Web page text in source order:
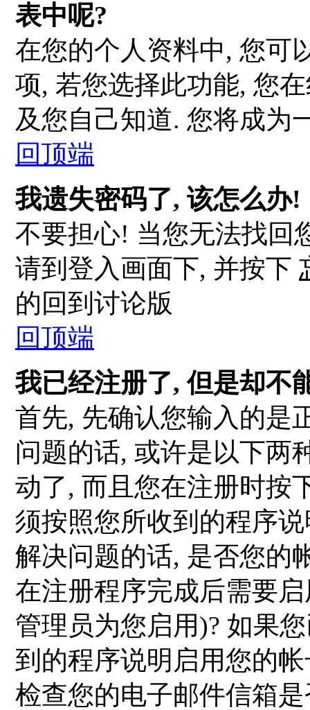
表中呢?
在您的个人资料中, 您可
项, 若您选择此功能, 您
及您自己知道. 您将成为
回顶端
我遗失密码了, 该怎么办!
不要担心! 当您无法找回
请到登入画面下, 并按下
的回到讨论版
回顶端
我已经注册了, 但是却不
首先, 先确认您输入的是
问题的话, 或许是以下两
动了, 而且您在注册时按
须按照您所收到的程序
解决问题的话, 是否您的
在注册程序完成后需要
管理员为您启用)? 如果
到的程序说明启用您的
检查您的电子邮件信箱